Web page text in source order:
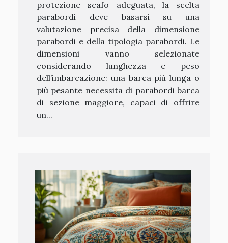
protezione scafo adeguata, la scelta
parabordi deve basarsi su una
valutazione precisa della dimensione
parabordi e della tipologia parabordi. Le
dimensioni vanno selezionate
considerando lunghezza e peso
dell’imbarcazione: una barca più lunga o
più pesante necessita di parabordi barca
di sezione maggiore, capaci di offrire
un...